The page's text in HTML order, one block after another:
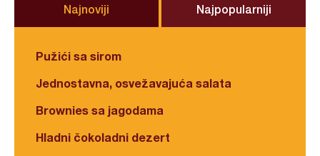
Najnoviji Najpopularniji
Pužići sa sirom
Jednostavna, osvežavajuća salata
Brownies sa jagodama
Hladni čokoladni dezert